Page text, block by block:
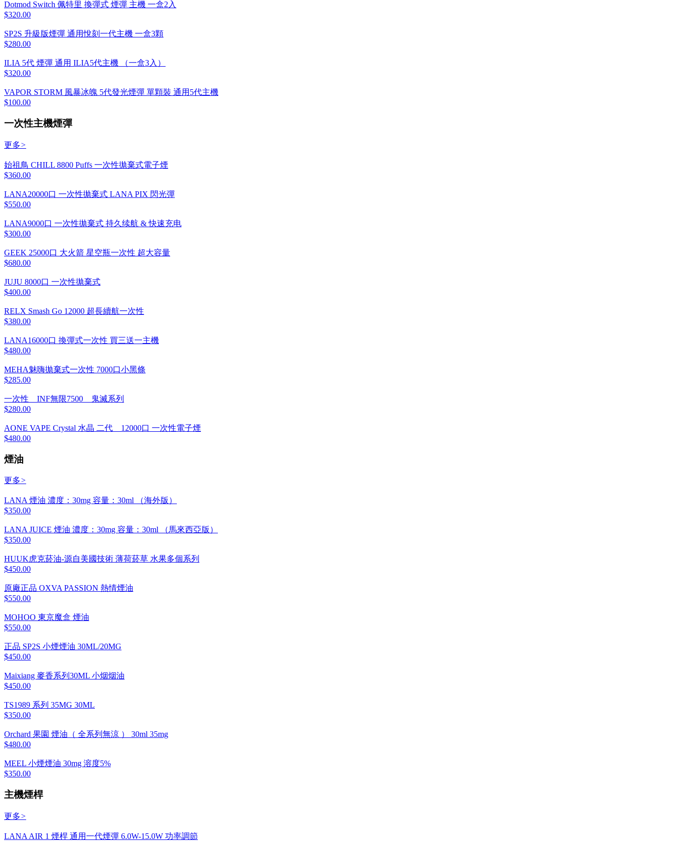
Dotmod Switch 佩特里 換彈式 煙彈 主機 一盒2入
$320.00
SP2S 升級版煙彈 通用悅刻一代主機 一盒3顆
$280.00
ILIA 5代 煙彈 通用 ILIA5代主機 （一盒3入）
$320.00
VAPOR STORM 風暴冰魄 5代發光煙彈 單顆裝 通用5代主機
$100.00
一次性主機煙彈
更多>
始祖鳥 CHILL 8800 Puffs 一次性拋棄式電子煙
$360.00
LANA20000口 一次性拋棄式 LANA PIX 閃光彈
$550.00
LANA9000口 一次性拋棄式 持久续航 & 快速充电
$300.00
GEEK 25000口 大火箭 星空瓶一次性 超大容量
$680.00
JUJU 8000口 一次性拋棄式
$400.00
RELX Smash Go 12000 超長續航一次性
$380.00
LANA16000口 換彈式一次性 買三送一主機
$480.00
MEHA魅嗨拋棄式一次性 7000口小黑條
$285.00
一次性 INF無限7500 鬼滅系列
$280.00
AONE VAPE Crystal 水晶 二代 12000口 一次性電子煙
$480.00
煙油
更多>
LANA 煙油 濃度：30mg 容量：30ml （海外版）
$350.00
LANA JUICE 煙油 濃度：30mg 容量：30ml （馬來西亞版）
$350.00
HUUK虎克菸油-源自美國技術 薄荷菸草 水果多個系列
$450.00
原廠正品 OXVA PASSION 熱情煙油
$550.00
MOHOO 東京魔盒 煙油
$550.00
正品 SP2S 小煙煙油 30ML/20MG
$450.00
Maixiang 麥香系列30ML 小烟烟油
$450.00
TS1989 系列 35MG 30ML
$350.00
Orchard 果園 煙油（ 全系列無涼 ） 30ml 35mg
$480.00
MEEL 小煙煙油 30mg 溶度5%
$350.00
主機煙桿
更多>
LANA AIR 1 煙桿 通用一代煙彈 6.0W-15.0W 功率調節